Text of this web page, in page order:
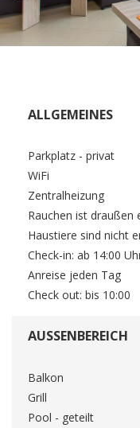
ALLGEMEINES
Parkplatz - privat
WiFi
Zentralheizung
Rauchen ist draußen
Haustiere sind nicht
Check-in: ab 14:00
Anreise jeden Tag
Check out: bis 10:00
AUSSENBEREICH
Balkon
Grill
Pool - geteilt